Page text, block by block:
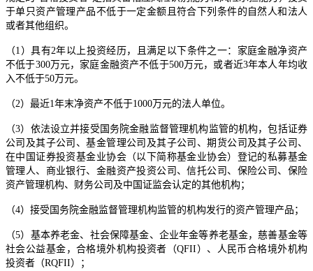
于单只资产管理产品不低于一定金额且符合下列条件的自然人和法人
或者其他组织。
（1）具有2年以上投资经历，且满足以下条件之一：家庭金融净资产
不低于300万元，家庭金融资产不低于500万元，或者近3年本人年均收
入不低于50万元。
（2）最近1年末净资产不低于1000万元的法人单位。
（3）依法设立并接受国务院金融监督管理机构监管的机构，包括证券
公司及其子公司、基金管理公司及其子公司、期货公司及其子公司、
在中国证券投资基金业协会（以下简称基金业协会）登记的私募基金
管理人、商业银行、金融资产投资公司、信托公司、保险公司、保险
资产管理机构、财务公司及中国证监会认定的其他机构；
（4）接受国务院金融监督管理机构监管的机构发行的资产管理产品；
（5）基本养老金、社会保障基金、企业年金等养老基金，慈善基金等
社会公益基金，合格境外机构投资者（QFII）、人民币合格境外机构
投资者（RQFII）；